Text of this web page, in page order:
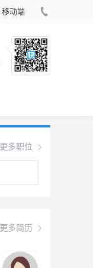
移动端
更多职位
更多简历